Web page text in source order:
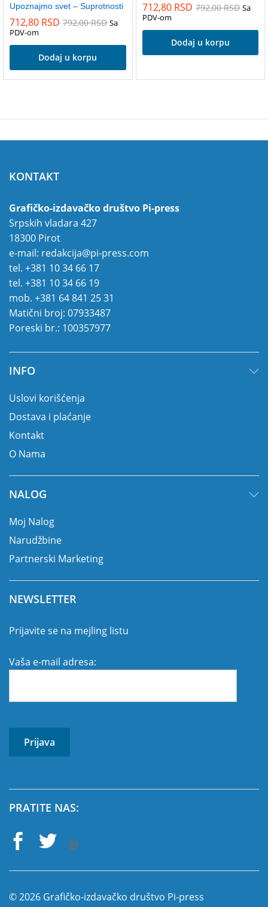
Upoznajmo svet – Suprotnosti
712,80 RSD 792,00RSD Sa
PDV-om
Dodaj u korpu
712,80 RSD 792,00RSD Sa
PDV-om
Dodaj u korpu
KONTAKT
Grafičko-izdavačko društvo Pi-press
Srpskih vladara 427
18300 Pirot
e-mail: redakcija@pi-press.com
tel. +381 10 34 66 17
tel. +381 10 34 66 19
mob. +381 64 841 25 31
Matični broj: 07933487
Poreski br.: 100357977
INFO
Uslovi korišćenja
Dostava i plaćanje
Kontakt
O Nama
NALOG
Moj Nalog
Narudžbine
Partnerski Marketing
NEWSLETTER
Prijavite se na mejling listu
Vaša e-mail adresa:
PRATITE NAS:
© 2026 Grafičko-izdavačko društvo Pi-press